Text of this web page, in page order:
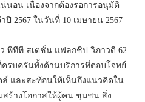
นอน เนื่องจากต้องรอการอนุมัติ
2567 ในวันที่ 10 เมษายน 2567
พีทีที สเตชั่น แฟลกชิป วิภาวดี 62
รบครันทั้งด้านบริการที่ตอบโจทย์
และสะท้อนให้เห็นถึงแนวคิดใน
สร้างโอกาสให้ผู้คน ชุมชน สิ่ง